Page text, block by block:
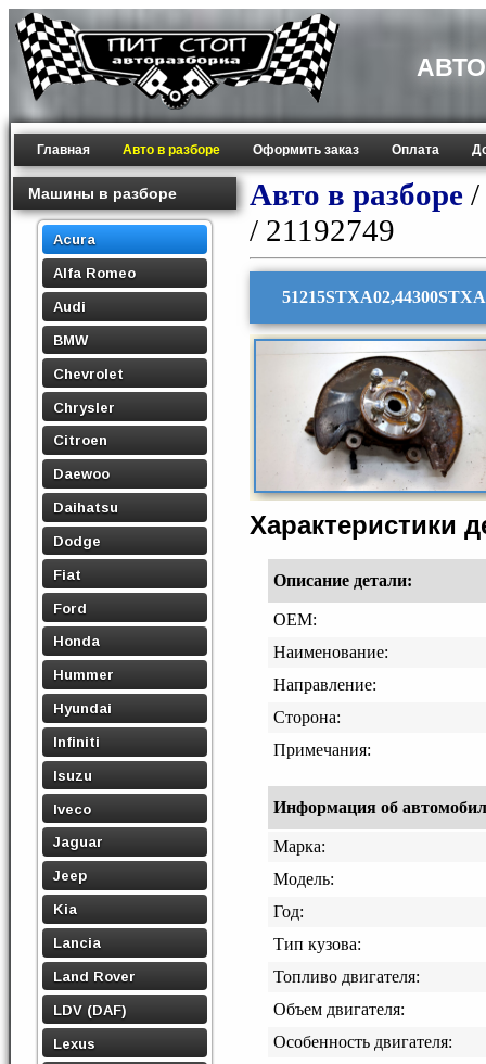
Главная Авто в разборе Оформить заказ Оплата
Машины в разборе
Acura
Alfa Romeo
Audi
BMW
Chevrolet
Chrysler
Citroen
Daewoo
Daihatsu
Dodge
Fiat
Ford
Honda
Hummer
Hyundai
Infiniti
Isuzu
Iveco
Jaguar
Jeep
Kia
Lancia
Land Rover
LDV (DAF)
Lexus
Авто в разборе /
/ 21192749
Характеристики
Описание детали:
OEM:
Наименование:
Направление:
Сторона:
Примечания:
Информация об
Марка:
Модель:
Год:
Тип кузова:
Топливо двигателя:
Объем двигателя:
Особенность двигателя: